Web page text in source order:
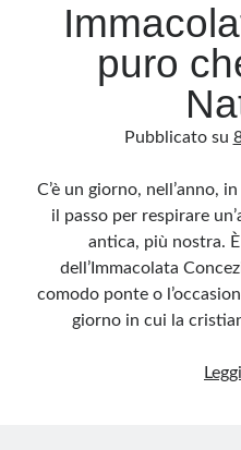
puro
Pubblicato su
C’è un giorno, nell’anno,
il passo per respirare
antica, più nostra.
dell’Immacolata
comodo ponte o
giorno in cui la